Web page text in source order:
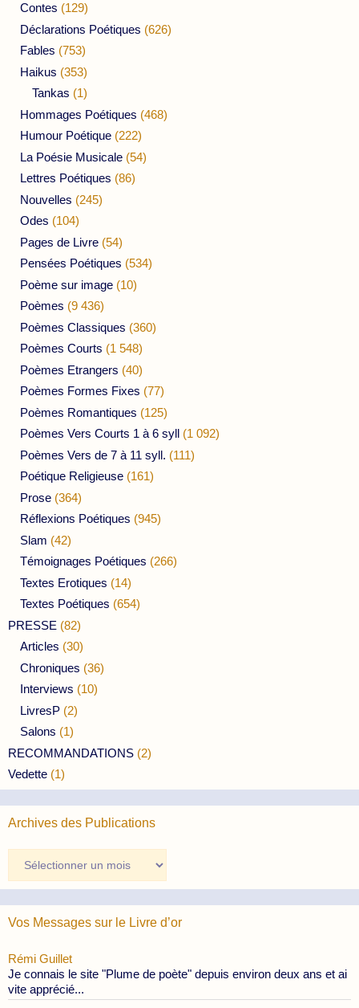
Contes (129)
Déclarations Poétiques (626)
Fables (753)
Haikus (353)
Tankas (1)
Hommages Poétiques (468)
Humour Poétique (222)
La Poésie Musicale (54)
Lettres Poétiques (86)
Nouvelles (245)
Odes (104)
Pages de Livre (54)
Pensées Poétiques (534)
Poème sur image (10)
Poèmes (9 436)
Poèmes Classiques (360)
Poèmes Courts (1 548)
Poèmes Etrangers (40)
Poèmes Formes Fixes (77)
Poèmes Romantiques (125)
Poèmes Vers Courts 1 à 6 syll (1 092)
Poèmes Vers de 7 à 11 syll. (111)
Poétique Religieuse (161)
Prose (364)
Réflexions Poétiques (945)
Slam (42)
Témoignages Poétiques (266)
Textes Erotiques (14)
Textes Poétiques (654)
PRESSE (82)
Articles (30)
Chroniques (36)
Interviews (10)
LivresP (2)
Salons (1)
RECOMMANDATIONS (2)
Vedette (1)
Archives des Publications
des
Publications
Vos Messages sur le Livre d’or
Rémi Guillet
Je connais le site "Plume de poète" depuis environ deux ans et ai
vite apprécié...